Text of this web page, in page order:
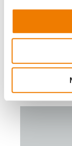
Mehr